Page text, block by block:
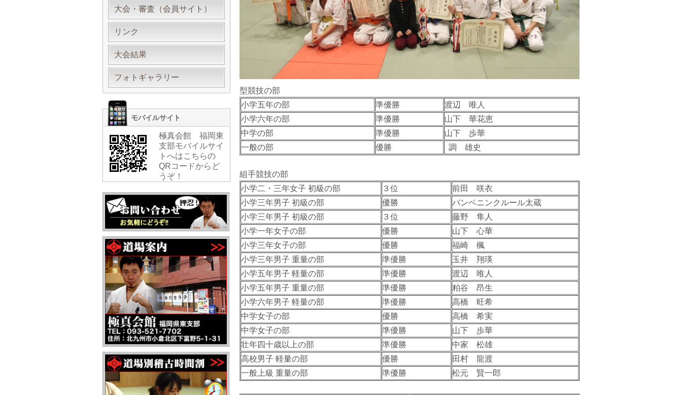
型競技の部
小学五年の部
準優勝
渡辺 唯人
小学六年の部
準優勝
山下 華花恵
中学の部
準優勝
山下 歩華
一般の部
優勝 調 雄史
組手競技の部
小学二・三年女子 初級の部
３位
前田 咲衣
小学三年男子 初級の部
優勝
バンベニンクルール太蔵
小学三年男子 初級の部
３位
藤野 隼人
小学一年女子の部
優勝
山下 心華
小学三年女子の部
優勝
福崎 楓
小学三年男子 重量の部
準優勝
玉井 翔瑛
小学五年男子 軽量の部
準優勝
渡辺 唯人
小学五年男子 重量の部
準優勝
粕谷 昂生
小学六年男子 軽量の部
準優勝
高橋 旺希
中学女子の部
優勝
高橋 希実
中学女子の部
準優勝
山下 歩華
壮年四十歳以上の部
準優勝
中家 松雄
高校男子 軽量の部
優勝
田村 龍渡
一般上級 重量の部
準優勝 松元 賢一郎
大会・審査（会員サイト）
リンク
大会結果
フォトギャラリー
モバイルサイト
極真会館 福岡東
支部モバイルサイ
トへはこちらの
QRコードからど
うぞ！